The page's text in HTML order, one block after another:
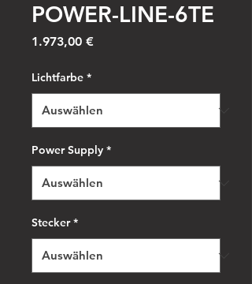
POWER-LINE-6TE
1.973,00 €
Lichtfarbe *
Power Supply *
Stecker *